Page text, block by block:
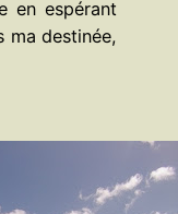
en espérant
ma destinée,